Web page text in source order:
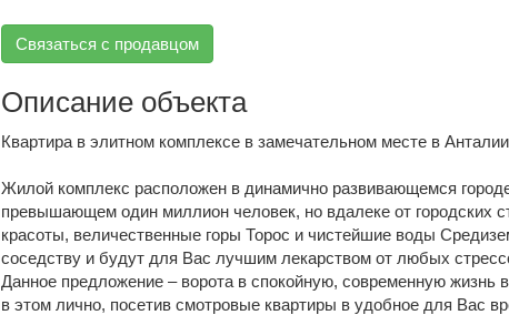
Связаться с продавцом
Описание объекта
Квартира в элитном комплексе в замечательном месте в
Жилой комплекс расположен в динамично развивающемся
превышающем один миллион человек, но вдалеке от городских
красоты, величественные горы Торос и чистейшие воды
соседству и будут для Вас лучшим лекарством от любых
Данное предложение – ворота в спокойную, современную жизнь
в этом лично, посетив смотровые квартиры в удобное для Вас